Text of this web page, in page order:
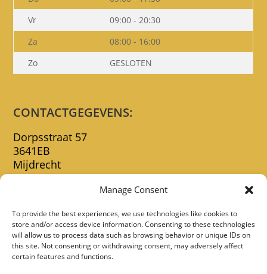
Manage Consent
To provide the best experiences, we use technologies like cookies to
store and/or access device information. Consenting to these technologies
will allow us to process data such as browsing behavior or unique IDs on
this site. Not consenting or withdrawing consent, may adversely affect
certain features and functions.
Vr
09:00 - 20:30
Za
08:00 - 16:00
Zo
GESLOTEN
CONTACTGEGEVENS:
Dorpsstraat 57
3641EB
Mijdrecht
backstagemijdrecht@gmail.com
Privacy Policy